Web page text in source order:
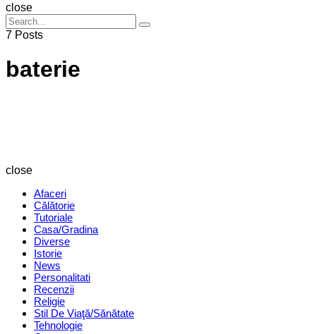
Search
close
Search
for:
Search
7 Posts
baterie
close
Afaceri
Călătorie
Tutoriale
Casa/Gradina
Diverse
Istorie
News
Personalitati
Recenzii
Religie
Stil De Viaţă/Sănătate
Tehnologie